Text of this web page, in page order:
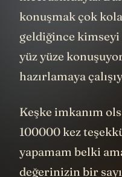
konuşmak çok
geldiğince
yüz yüze
hazırlamaya
Keşke imkanım
100000 kez
yapamam belki
değerinizin bir